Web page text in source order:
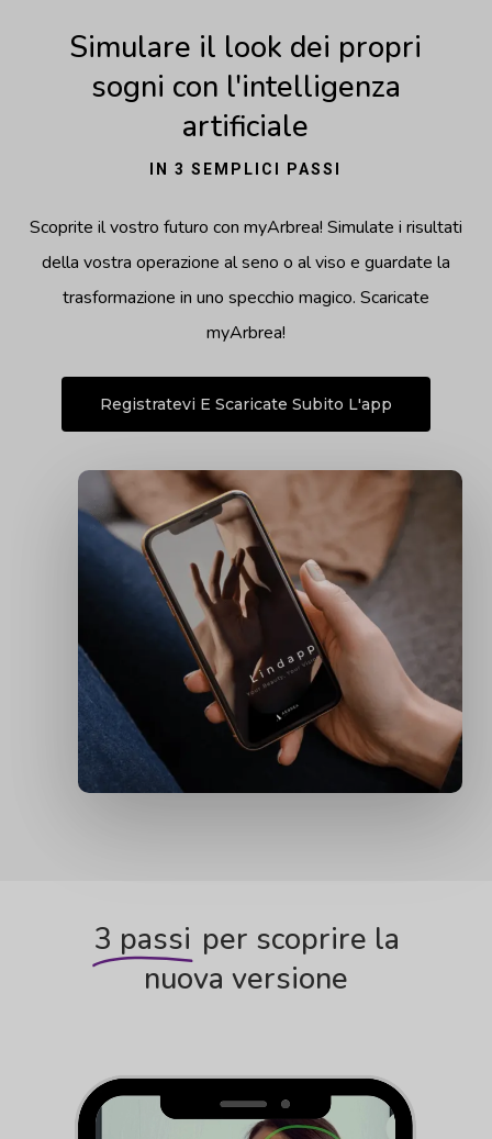
Simulare il look dei propri
sogni con l'intelligenza
artificiale
IN 3 SEMPLICI PASSI
Scoprite il vostro futuro con myArbrea! Simulate i risultati
della vostra operazione al seno o al viso e guardate la
trasformazione in uno specchio magico. Scaricate
myArbrea!
Registratevi E Scaricate Subito L'app
3 passi per scoprire la
nuova versione